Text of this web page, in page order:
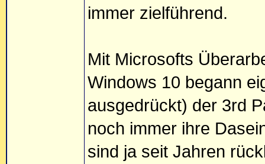
immer zielführend.
Mit Microsofts
Windows 10 begann
ausgedrückt) der 3rd
noch immer ihre
sind ja seit Jahren